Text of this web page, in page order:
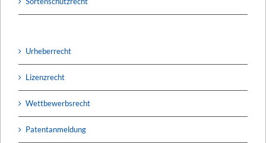
Urheberrecht
Lizenzrecht
Wettbewerbsrecht
Patentanmeldung